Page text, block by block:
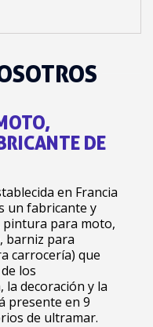
DE
en Francia
un fabricante y
para moto,
barniz para
carrocería) que
los
decoración y la
presente en 9
de ultramar.